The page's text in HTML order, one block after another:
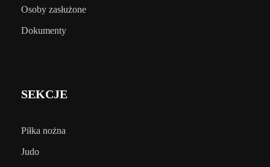
Osoby zasłużone
Dokumenty
SEKCJE
Piłka nożna
Judo